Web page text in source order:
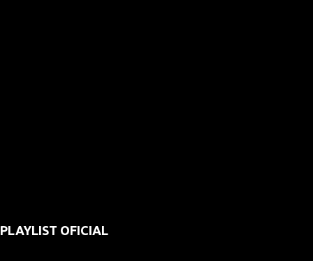
PLAYLIST OFICIAL